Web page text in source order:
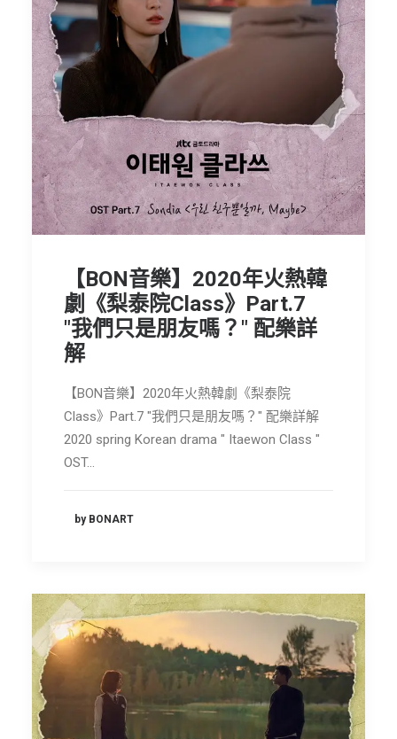
【BON音樂】2020年火熱韓
劇《梨泰院Class》Part.7
"我們只是朋友嗎？" 配樂詳
解
【BON音樂】2020年火熱韓劇《梨泰院
Class》Part.7 "我們只是朋友嗎？" 配樂詳解
2020 spring Korean drama " Itaewon Class "
OST…
by BONART